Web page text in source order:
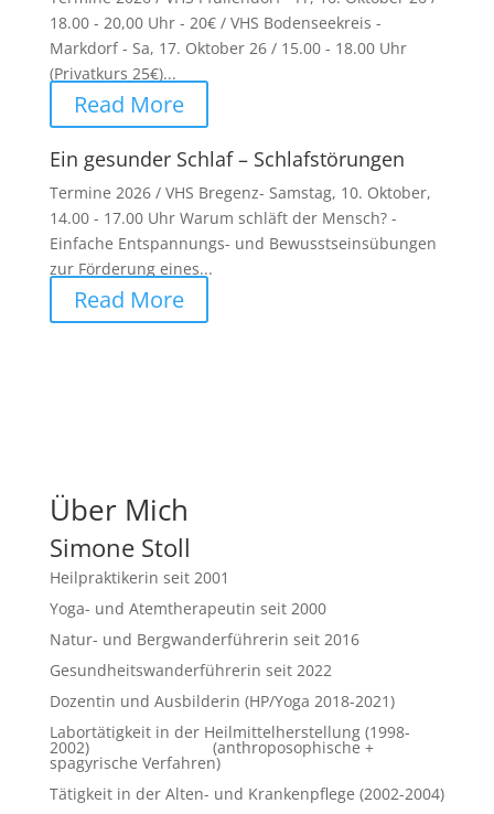
18.00 - 20,00 Uhr - 20€ / VHS Bodenseekreis -
Markdorf - Sa, 17. Oktober 26 / 15.00 - 18.00 Uhr
(Privatkurs 25€)...
Read More
Ein gesunder Schlaf – Schlafstörungen
Termine 2026 / VHS Bregenz- Samstag, 10. Oktober,
14.00 - 17.00 Uhr Warum schläft der Mensch? -
Einfache Entspannungs- und Bewusstseinsübungen
zur Förderung eines...
Read More
Über Mich
Simone Stoll
Heilpraktikerin seit 2001
Yoga- und Atemtherapeutin seit 2000
Natur- und Bergwanderführerin seit 2016
Gesundheitswanderführerin seit 2022
Dozentin und Ausbilderin (HP/Yoga 2018-2021)
Labortätigkeit in der Heilmittelherstellung (1998-
2002) (anthroposophische +
spagyrische Verfahren)
Tätigkeit in der Alten- und Krankenpflege (2002-2004)